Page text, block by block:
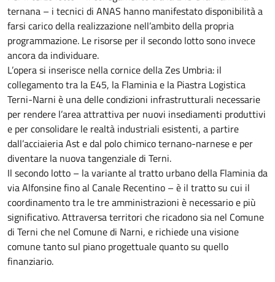
ternana – i tecnici di ANAS hanno manifestato disponibilità a
farsi carico della realizzazione nell’ambito della propria
programmazione. Le risorse per il secondo lotto sono invece
ancora da individuare.
L’opera si inserisce nella cornice della Zes Umbria: il
collegamento tra la E45, la Flaminia e la Piastra Logistica
Terni-Narni è una delle condizioni infrastrutturali necessarie
per rendere l’area attrattiva per nuovi insediamenti produttivi
e per consolidare le realtà industriali esistenti, a partire
dall’acciaieria Ast e dal polo chimico ternano-narnese e per
diventare la nuova tangenziale di Terni.
Il secondo lotto – la variante al tratto urbano della Flaminia da
via Alfonsine fino al Canale Recentino – è il tratto su cui il
coordinamento tra le tre amministrazioni è necessario e più
significativo. Attraversa territori che ricadono sia nel Comune
di Terni che nel Comune di Narni, e richiede una visione
comune tanto sul piano progettuale quanto su quello
finanziario.